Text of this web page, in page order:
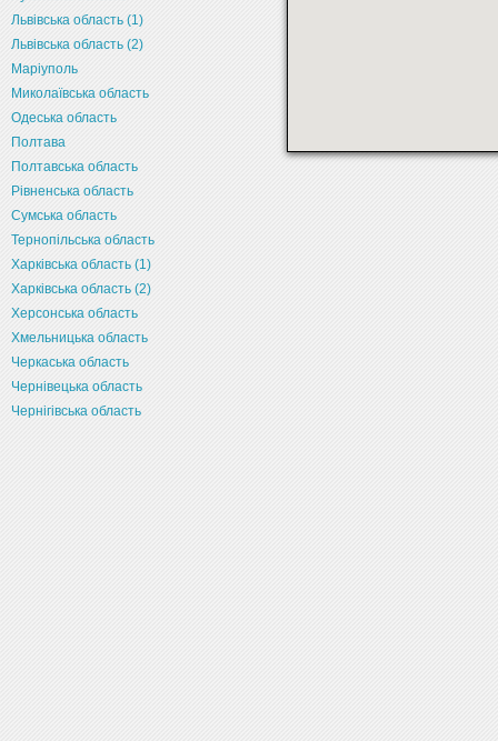
Львівська область (1)
Львівська область (2)
Маріуполь
Миколаївська область
Одеська область
Полтава
Полтавська область
Рівненська область
Сумська область
Тернопільська область
Харківська область (1)
Харківська область (2)
Херсонська область
Хмельницька область
Черкаська область
Чернівецька область
Чернігівська область